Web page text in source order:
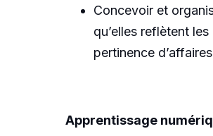
Concevoir et
qu’elles reflètent
pertinence
Apprentissage